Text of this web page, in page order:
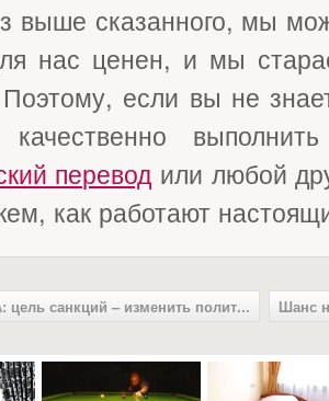
выше сказанного, мы
нас ценен, и мы
если вы не
перевод или любой
как работают
санкций – изменить полит... Шанс